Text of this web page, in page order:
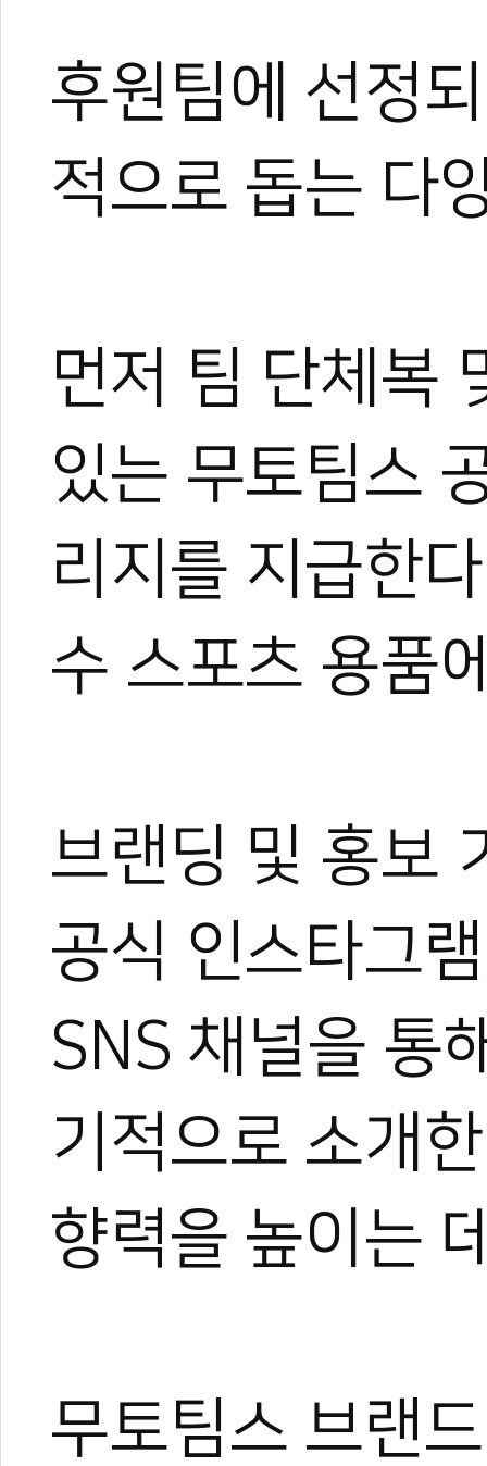
후원팀에 선정
적으로 돕는 다
먼저 팀 단체복
있는 무토팀스
리지를 지급한
수 스포츠 용품
브랜딩 및 홍보
공식 인스타그
SNS 채널을 통
기적으로 소개
향력을 높이는
무토팀스 브랜